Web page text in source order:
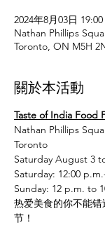
2024年8月03日
Nathan Phillips
Toronto, ON M5H
關於本活動
Taste of India Food
Nathan Phillips
Toronto
Saturday August 3
Saturday: 12:00
Sunday: 12 p.m. to
热爱美食的你不能
节！